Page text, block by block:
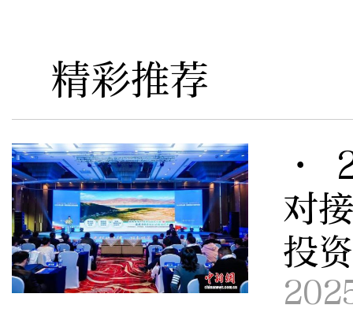
精彩推荐
·
对
投资